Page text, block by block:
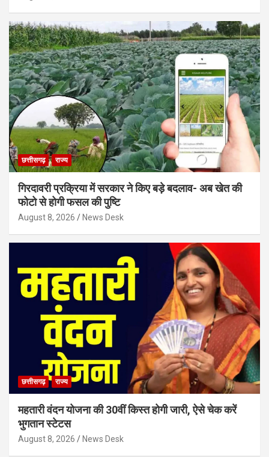
छत्तीसगढ़ राज्य
गिरदावरी प्रक्रिया में सरकार ने किए बड़े बदलाव- अब खेत की
फोटो से होगी फसल की पुष्टि
August 8, 2026 News Desk
छत्तीसगढ़ राज्य
महतारी वंदन योजना की 30वीं किस्त होगी जारी, ऐसे चेक करें
भुगतान स्टेटस
August 8, 2026 News Desk